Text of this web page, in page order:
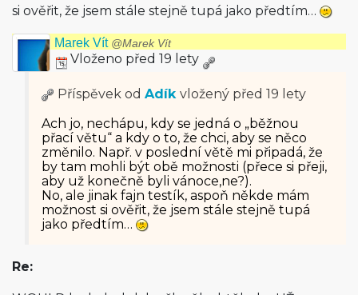
si ověřit, že jsem stále stejně tupá jako předtím…
Marek Vít @Marek Vít
Vloženo před 19 lety
Příspěvek od Adík vložený před 19 lety
Ach jo, nechápu, kdy se jedná o „běžnou
přací větu“ a kdy o to, že chci, aby se něco
změnilo. Např. v poslední větě mi připadá, že
by tam mohli být obě možnosti (přece si přeji,
aby už konečně byli vánoce,ne?).
No, ale jinak fajn testík, aspoň někde mám
možnost si ověřit, že jsem stále stejně tupá
jako předtím…
Re: